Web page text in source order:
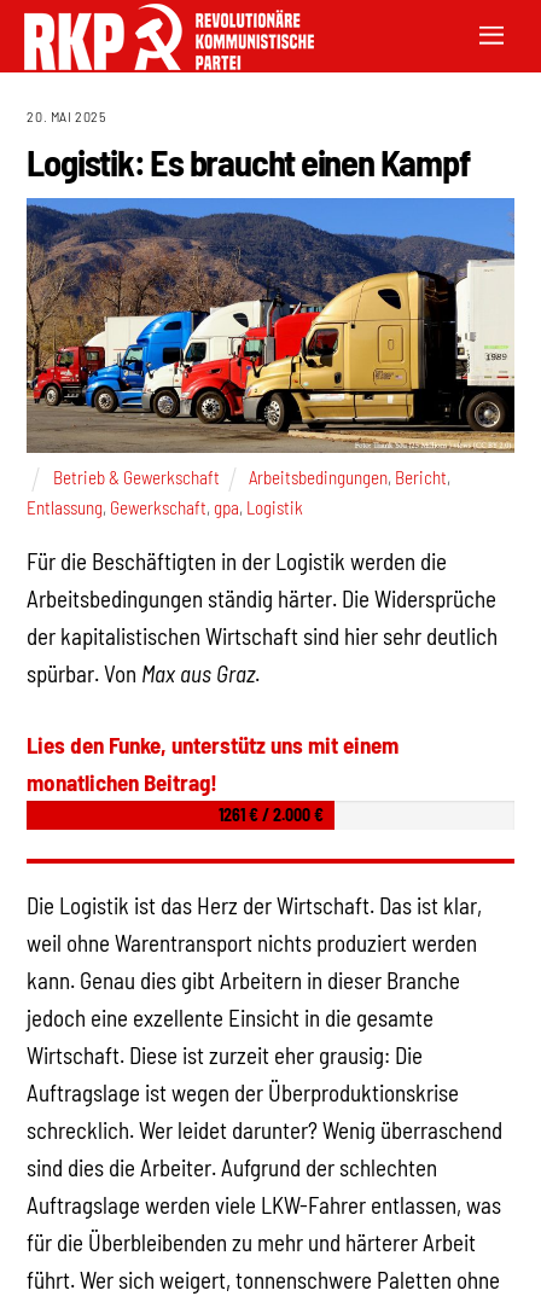
20. MAI 2025
Logistik: Es braucht einen Kampf
Betrieb & Gewerkschaft Arbeitsbedingungen, Bericht,
Entlassung, Gewerkschaft, gpa, Logistik
Für die Beschäftigten in der Logistik werden die
Arbeitsbedingungen ständig härter. Die Widersprüche
der kapitalistischen Wirtschaft sind hier sehr deutlich
spürbar. Von Max aus Graz.
Lies den Funke, unterstütz uns mit einem
monatlichen Beitrag!
1261 € / 2.000 €
Die Logistik ist das Herz der Wirtschaft. Das ist klar,
weil ohne Warentransport nichts produziert werden
kann. Genau dies gibt Arbeitern in dieser Branche
jedoch eine exzellente Einsicht in die gesamte
Wirtschaft. Diese ist zurzeit eher grausig: Die
Auftragslage ist wegen der Überproduktionskrise
schrecklich. Wer leidet darunter? Wenig überraschend
sind dies die Arbeiter. Aufgrund der schlechten
Auftragslage werden viele LKW-Fahrer entlassen, was
für die Überbleibenden zu mehr und härterer Arbeit
führt. Wer sich weigert, tonnenschwere Paletten ohne